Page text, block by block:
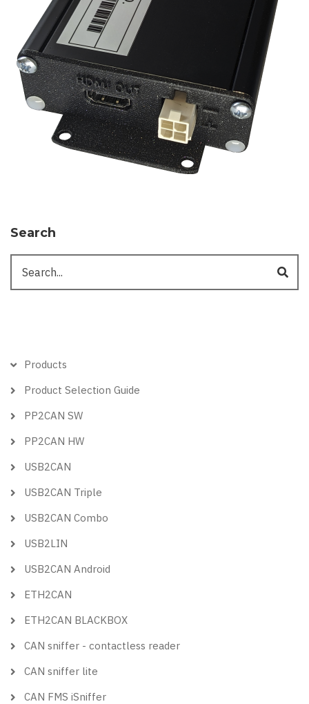
Search
Hlavní
Products
Product Selection Guide
PP2CAN SW
PP2CAN HW
USB2CAN
USB2CAN Triple
USB2CAN Combo
USB2LIN
USB2CAN Android
ETH2CAN
ETH2CAN BLACKBOX
CAN sniffer - contactless reader
CAN sniffer lite
CAN FMS iSniffer